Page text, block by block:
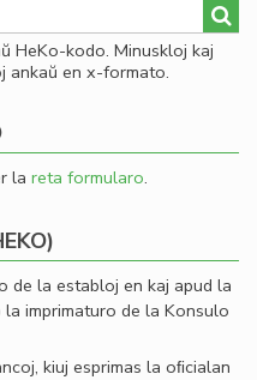
HeKo-kodo. Minuskloj kaj
ankaŭ en x-formato.
la reta formularo.
de la establoj en kaj apud la
imprimaturo de la Konsulo
kiuj esprimas la oﬁcialan